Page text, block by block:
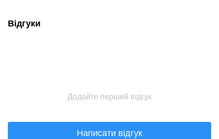
Відгуки
Додайте перший відгук
Написати відгук